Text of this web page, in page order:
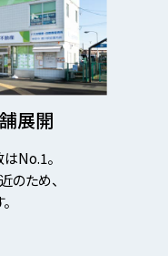
展開
No.1。
のため、